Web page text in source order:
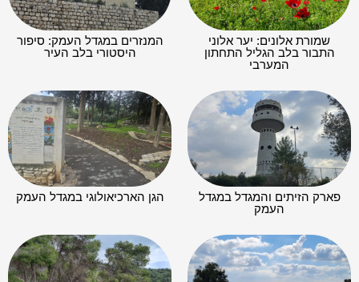
שמורת אלונים: יער אלוני
התבור בלב הגליל התחתון
המערבי
המנזרים במגדל העמק: סיפור
היסטורי בלב העיר
פארק הזיתים והמגדל במגדל
העמק
הגן הארכיאולוגי במגדל העמק